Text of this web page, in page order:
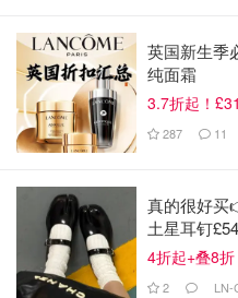
使用场景
Kindle可以满足了人们多种
出差等那些出门在外时的碎
Kindle的时间。你的手机或
的你用手机无非打打游戏，
英国新生季
纯面霜
3.7折起！
287 11
真的很好买
土星耳钉£54
4折起+叠8
2 LN-